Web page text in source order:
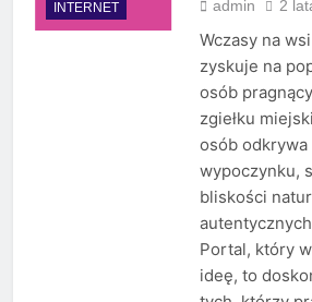
INTERNET admin 2
Wczasy na
zyskuje na
osób
zgiełku
osób
wypoczynku,
bliskości
Portal, który
ideę, to